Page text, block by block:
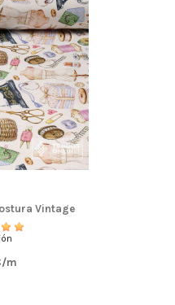
Vintage
m